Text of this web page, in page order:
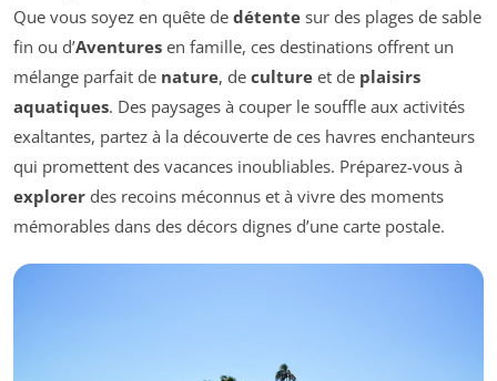
Que vous soyez en quête de détente sur des plages de sable
fin ou d’Aventures en famille, ces destinations offrent un
mélange parfait de nature, de culture et de plaisirs
aquatiques. Des paysages à couper le souffle aux activités
exaltantes, partez à la découverte de ces havres enchanteurs
qui promettent des vacances inoubliables. Préparez-vous à
explorer des recoins méconnus et à vivre des moments
mémorables dans des décors dignes d’une carte postale.